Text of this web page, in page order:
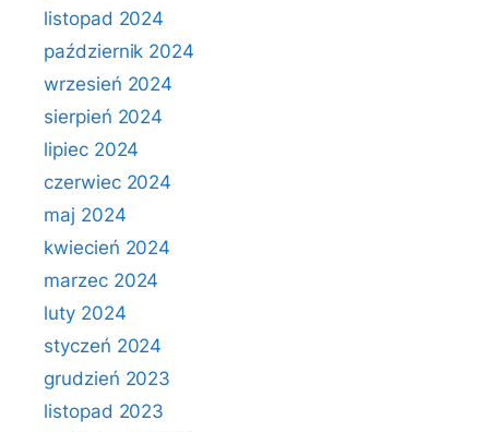
listopad 2024
październik 2024
wrzesień 2024
sierpień 2024
lipiec 2024
czerwiec 2024
maj 2024
kwiecień 2024
marzec 2024
luty 2024
styczeń 2024
grudzień 2023
listopad 2023